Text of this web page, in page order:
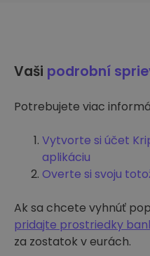
Vaši podrobní
Potrebujete viac
Vytvorte si účet
aplikáciu
Overte si svoju
Ak sa chcete vyhnúť
pridajte prostriedky
za zostatok v eurách.